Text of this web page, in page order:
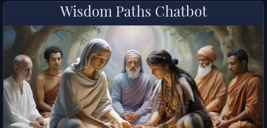
Wisdom Paths Chatbot